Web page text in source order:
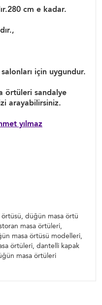
cm e kadar.
için uygundur.
örtüleri sandalye
arayabilirsiniz.
yılmaz
düğün masa örtü
masa örtüleri,
masa örtüsü modelleri,
örtüleri, dantelli kapak
masa örtüleri